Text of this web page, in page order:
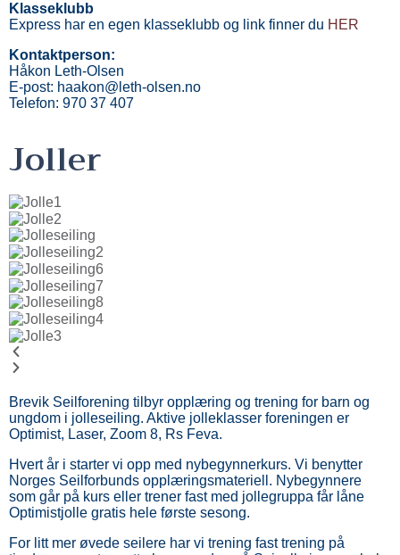
Klasseklubb
Express har en egen klasseklubb og link finner du HER
Kontaktperson:
Håkon Leth-Olsen
E-post: haakon@leth-olsen.no
Telefon: 970 37 407
Joller
Brevik Seilforening tilbyr opplæring og trening for barn og
ungdom i jolleseiling. Aktive jolleklasser foreningen er
Optimist, Laser, Zoom 8, Rs Feva.
Hvert år i starter vi opp med nybegynnerkurs. Vi benytter
Norges Seilforbunds opplæringsmateriell. Nybegynnere
som går på kurs eller trener fast med jollegruppa får låne
Optimistjolle gratis hele første sesong.
For litt mer øvede seilere har vi trening fast trening på